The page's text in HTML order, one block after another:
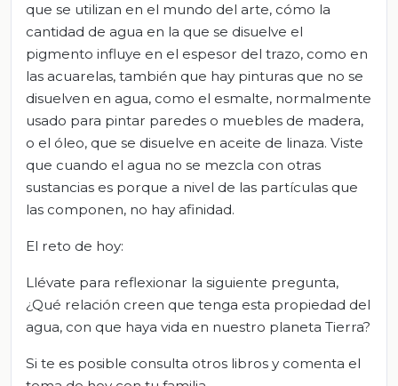
que se utilizan en el mundo del arte, cómo la
cantidad de agua en la que se disuelve el
pigmento influye en el espesor del trazo, como en
las acuarelas, también que hay pinturas que no se
disuelven en agua, como el esmalte, normalmente
usado para pintar paredes o muebles de madera,
o el óleo, que se disuelve en aceite de linaza. Viste
que cuando el agua no se mezcla con otras
sustancias es porque a nivel de las partículas que
las componen, no hay afinidad.
El reto de hoy:
Llévate para reflexionar la siguiente pregunta,
¿Qué relación creen que tenga esta propiedad del
agua, con que haya vida en nuestro planeta Tierra?
Si te es posible consulta otros libros y comenta el